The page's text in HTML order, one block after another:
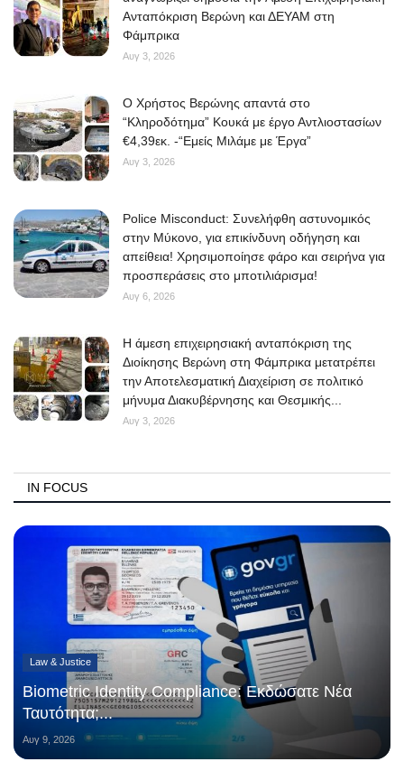
Ανταπόκριση Βερώνη και ΔΕΥΑΜ στη
Φάμπρικα
Αυγ 3, 2026
O Χρήστος Βερώνης απαντά στο
“Κληροδότημα” Κουκά με έργο Αντλιοστασίων
€4,39εκ. -“Εμείς Μιλάμε με Έργα”
Αυγ 3, 2026
Police Misconduct: Συνελήφθη αστυνομικός
στην Μύκονο, για επικίνδυνη οδήγηση και
απείθεια! Χρησιμοποίησε φάρο και σειρήνα για
προσπεράσεις στο μποτιλιάρισμα!
Αυγ 6, 2026
Η άμεση επιχειρησιακή ανταπόκριση της
Διοίκησης Βερώνη στη Φάμπρικα μετατρέπει
την Αποτελεσματική Διαχείριση σε πολιτικό
μήνυμα Διακυβέρνησης και Θεσμικής...
Αυγ 3, 2026
IN FOCUS
Law & Justice
Biometric Identity Compliance: Εκδώσατε Νέα
Ταυτότητα;...
Αυγ 9, 2026